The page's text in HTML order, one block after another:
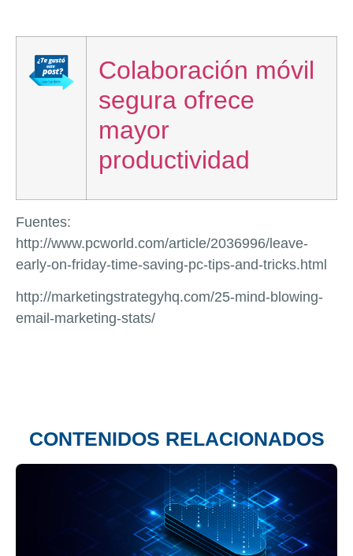
Colaboración móvil
segura ofrece
mayor
productividad
Fuentes:
http://www.pcworld.com/article/2036996/leave-
early-on-friday-time-saving-pc-tips-and-tricks.html
http://marketingstrategyhq.com/25-mind-blowing-
email-marketing-stats/
CONTENIDOS RELACIONADOS